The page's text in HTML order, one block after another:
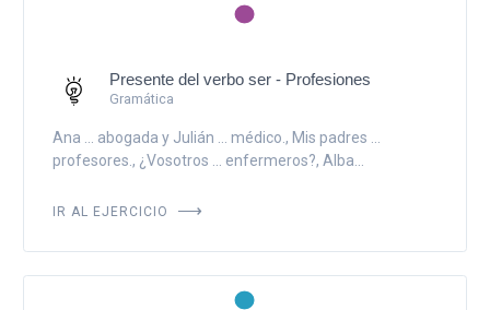
Presente del verbo ser - Profesiones
Gramática
Ana ... abogada y Julián ... médico., Mis padres ...
profesores., ¿Vosotros ... enfermeros?, Alba...
IR AL EJERCICIO